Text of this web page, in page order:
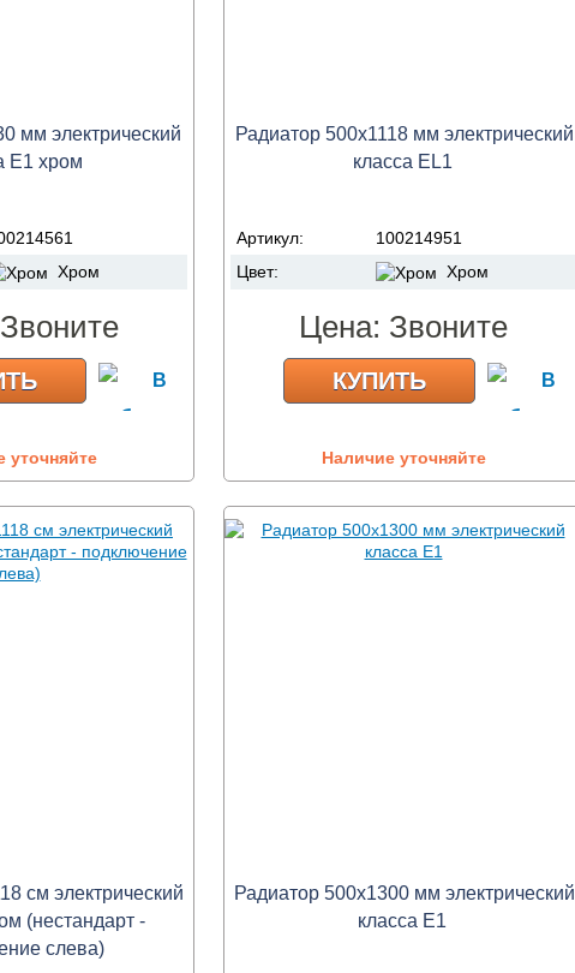
мм электрический
Е1 хром
Хром
Звоните
уточняйте
Радиатор 500х1118 мм электрический
класса EL1
Артикул:
100214951
Цвет:
Хром
Цена: Звоните
КУПИТЬ
Наличие уточняйте
см электрический
(нестандарт -
слева)
Радиатор 500х1300 мм электрический
класса Е1